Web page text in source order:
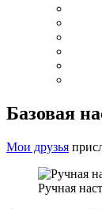
Базовая
Мои друзья
Ручная